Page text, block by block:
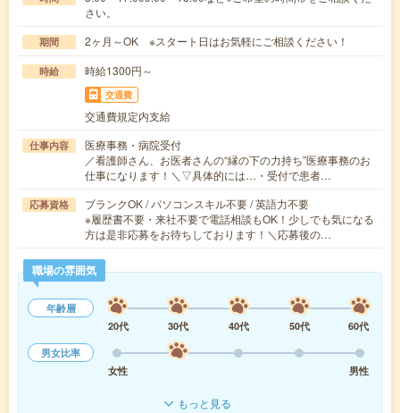
さい。
期間 2ヶ月～OK ※スタート日はお気軽にご相談ください！
時給 時給1300円～
交通費
交通費規定内支給
仕事内容
医療事務・病院受付
／看護師さん、お医者さんの“縁の下の力持ち”医療事務のお
仕事になります！＼▽具体的には…・受付で患者…
応募資格
ブランクOK / パソコンスキル不要 / 英語力不要
※履歴書不要・来社不要で電話相談もOK！少しでも気になる
方は是非応募をお待ちしております！＼応募後の…
職場の雰囲気
年齢層
20代
30代 40代 50代
60代
男女比率
女性
男性
もっと見る